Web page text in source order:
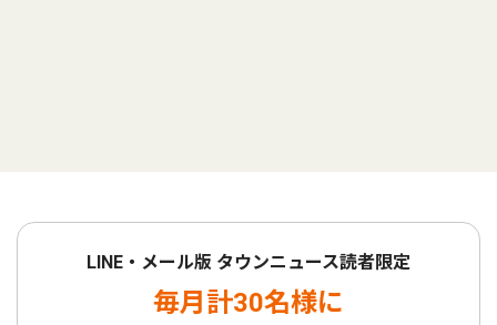
LINE・メール版 タウンニュース読者限定
毎月計30名様に